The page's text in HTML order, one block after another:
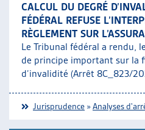
CALCUL DU DEGRÉ
FÉDÉRAL REFUSE
RÈGLEMENT SUR
Le Tribunal fédéral a rendu,
de principe important sur la
d’invalidité (Arrêt 8C_823/
Jurisprudence »Analyses